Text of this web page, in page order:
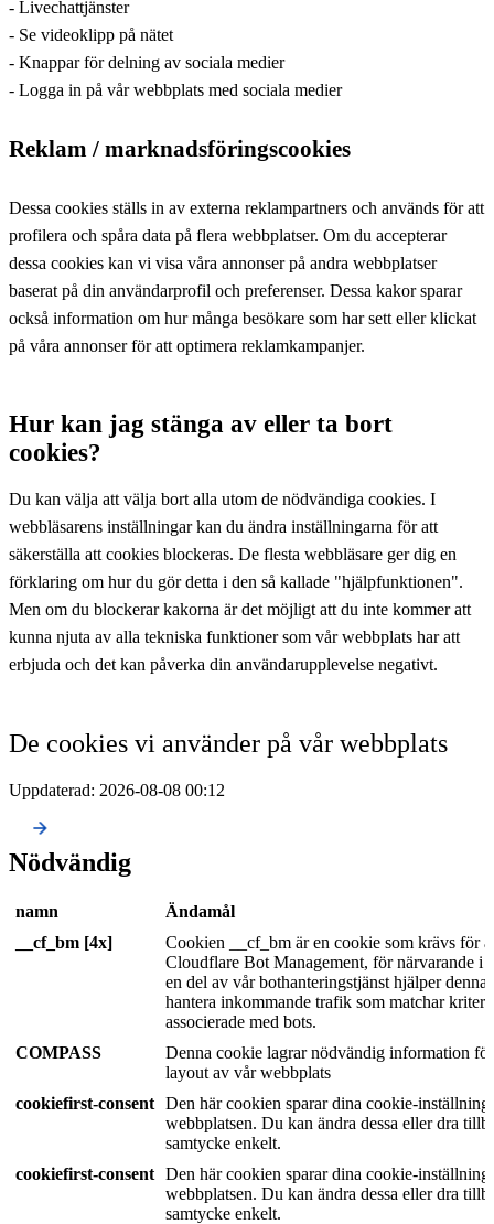
- Livechattjänster
- Se videoklipp på nätet
- Knappar för delning av sociala medier
- Logga in på vår webbplats med sociala medier
Reklam / marknadsföringscookies
Dessa cookies ställs in av externa reklampartners och används för att
profilera och spåra data på flera webbplatser. Om du accepterar
dessa cookies kan vi visa våra annonser på andra webbplatser
baserat på din användarprofil och preferenser. Dessa kakor sparar
också information om hur många besökare som har sett eller klickat
på våra annonser för att optimera reklamkampanjer.
Hur kan jag stänga av eller ta bort
cookies?
Du kan välja att välja bort alla utom de nödvändiga cookies. I
webbläsarens inställningar kan du ändra inställningarna för att
säkerställa att cookies blockeras. De flesta webbläsare ger dig en
förklaring om hur du gör detta i den så kallade "hjälpfunktionen".
Men om du blockerar kakorna är det möjligt att du inte kommer att
kunna njuta av alla tekniska funktioner som vår webbplats har att
erbjuda och det kan påverka din användarupplevelse negativt.
De cookies vi använder på vår webbplats
Uppdaterad: 2026-08-08 00:12
Nödvändig
namn
Ändamål
__cf_bm [4x]
Cookien __cf_bm är en cookie som krävs för
Cloudflare Bot Management, för närvarande i
en del av vår bothanteringstjänst hjälper denna
hantera inkommande trafik som matchar
associerade med bots.
COMPASS
Denna cookie lagrar nödvändig information
layout av vår webbplats
cookiefirst-consent Den här cookien sparar dina cookie-
webbplatsen. Du kan ändra dessa eller dra
samtycke enkelt.
cookiefirst-consent Den här cookien sparar dina cookie-
webbplatsen. Du kan ändra dessa eller dra
samtycke enkelt.